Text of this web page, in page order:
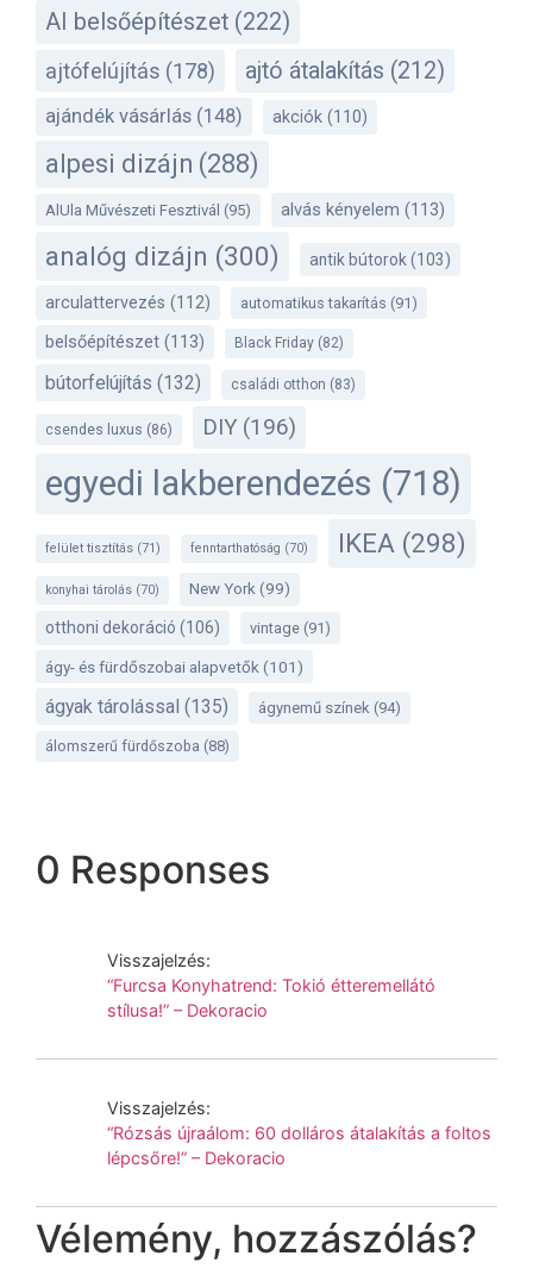
AI belsőépítészet (222)
ajtófelújítás (178) ajtó átalakítás (212)
ajándék vásárlás (148) akciók (110)
alpesi dizájn (288)
AlUla Művészeti Fesztivál (95) alvás kényelem (113)
analóg dizájn (300) antik bútorok (103)
arculattervezés (112) automatikus takarítás (91)
belsőépítészet (113) Black Friday (82)
bútorfelújítás (132) családi otthon (83)
csendes luxus (86) DIY (196)
egyedi lakberendezés (718)
felület tisztítás (71) fenntarthatóság (70) IKEA (298)
konyhai tárolás (70) New York (99)
otthoni dekoráció (106) vintage (91)
ágy- és fürdőszobai alapvetők (101)
ágyak tárolással (135) ágynemű színek (94)
álomszerű fürdőszoba (88)
0 Responses
Visszajelzés:
“Furcsa Konyhatrend: Tokió étteremellátó
stílusa!” – Dekoracio
Visszajelzés:
“Rózsás újraálom: 60 dolláros átalakítás a foltos
lépcsőre!” – Dekoracio
Vélemény, hozzászólás?